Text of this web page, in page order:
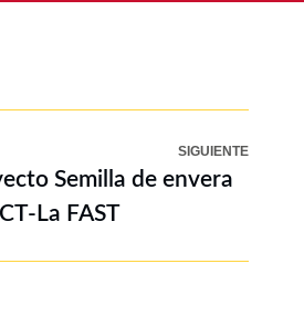
SIGUIENTE
Semilla de envera
La FAST